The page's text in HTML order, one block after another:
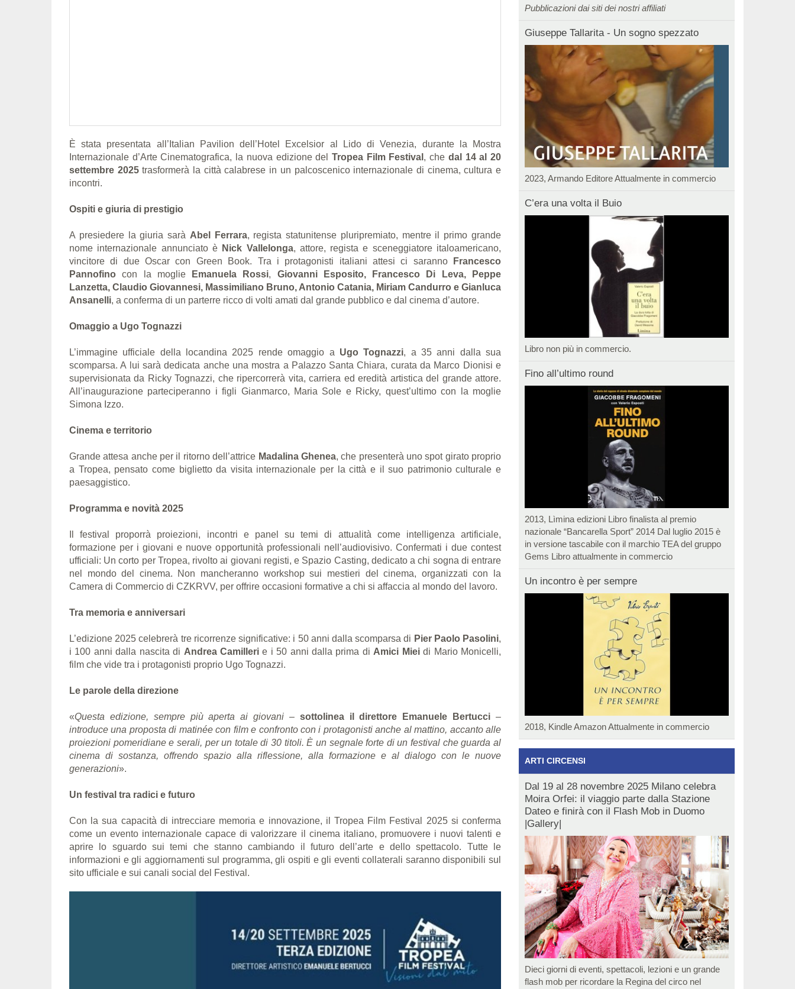
È stata presentata all’Italian Pavilion dell’Hotel Excelsior al Lido di Venezia, durante la Mostra
Internazionale d’Arte Cinematografica, la nuova edizione del Tropea Film Festival , che dal 14 al 20
settembre 2025trasformerà la città calabrese in un palcoscenico internazionale di cinema, cultura e
incontri.
Ospiti e giuria di prestigio
A presiedere la giuria sarà Abel Ferrara, regista statunitense pluripremiato, mentre il primo grande
nome internazionale annunciato è Nick Vallelonga, attore, regista e sceneggiatore italoamericano,
vincitore di due Oscar con Green Book. Tra i protagonisti italiani attesi ci saranno
Francesco
Pannofino con la moglie Emanuela Rossi, Giovanni Esposito, Francesco Di Leva, Peppe
Lanzetta, Claudio Giovannesi, Massimiliano Bruno, Antonio Catania, Miriam Candurro e Gianluca
Ansanelli, a conferma di un parterre ricco di volti amati dal grande pubblico e dal cinema d’autore.
Omaggio a Ugo Tognazzi
L’immagine ufficiale della locandina 2025 rende omaggio a Ugo Tognazzi, a 35 anni dalla sua
scomparsa. A lui sarà dedicata anche una mostra a Palazzo Santa Chiara, curata da Marco Dionisi e
supervisionata da Ricky Tognazzi, che ripercorrerà vita, carriera ed eredità artistica del grande attore.
All’inaugurazione parteciperanno i figli Gianmarco, Maria Sole e Ricky, quest’ultimo con la moglie
Simona Izzo.
Cinema e territorio
Grande attesa anche per il ritorno dell’attrice Madalina Ghenea, che presenterà uno spot girato proprio
a Tropea, pensato come biglietto da visita internazionale per la città e il suo patrimonio culturale e
paesaggistico.
Programma e novità 2025
Il festival proporrà proiezioni, incontri e panel su temi di attualità come intelligenza artificiale,
formazione per i giovani e nuove opportunità professionali nell’audiovisivo. Confermati i due contest
ufficiali: Un corto per Tropea, rivolto ai giovani registi, e Spazio Casting, dedicato a chi sogna di entrare
nel mondo del cinema. Non mancheranno workshop sui mestieri del cinema, organizzati con la
Camera di Commercio di CZKRVV, per offrire occasioni formative a chi si affaccia al mondo del lavoro.
Tra memoria e anniversari
L’edizione 2025 celebrerà tre ricorrenze significative: i 50 anni dalla scomparsa di Pier Paolo Pasolini,
i 100 anni dalla nascita di Andrea Camillerie i 50 anni dalla prima di Amici Mieidi Mario Monicelli,
film che vide tra i protagonisti proprio Ugo Tognazzi.
Le parole della direzione
«Questa edizione, sempre più aperta ai giovani – sottolinea il direttore Emanuele Bertucci –
introduce una proposta di matinée con film e confronto con i protagonisti anche al mattino, accanto alle
proiezioni pomeridiane e serali, per un totale di 30 titoli. È un segnale forte di un festival che guarda al
cinema di sostanza, offrendo spazio alla riflessione, alla formazione e al dialogo con le nuove
generazioni».
Un festival tra radici e futuro
Con la sua capacità di intrecciare memoria e innovazione, il Tropea Film Festival 2025 si conferma
come un evento internazionale capace di valorizzare il cinema italiano, promuovere i nuovi talenti e
aprire lo sguardo sui temi che stanno cambiando il futuro dell’arte e dello spettacolo. Tutte le
informazioni e gli aggiornamenti sul programma, gli ospiti e gli eventi collaterali saranno disponibili sul
sito ufficiale e sui canali social del Festival.
Pubblicazioni dai siti dei nostri affiliati
Giuseppe Tallarita - Un sogno spezzato
2023, Armando Editore Attualmente in commercio
C’era una volta il Buio
Libro non più in commercio.
Fino all’ultimo round
2013, Lìmina edizioni Libro finalista al premio
nazionale “Bancarella Sport” 2014 Dal luglio 2015 è
in versione tascabile con il marchio TEA del gruppo
Gems Libro attualmente in commercio
Un incontro è per sempre
2018, Kindle Amazon Attualmente in commercio
ARTI CIRCENSI
Dal 19 al 28 novembre 2025 Milano celebra
Moira Orfei: il viaggio parte dalla Stazione
Dateo e finirà con il Flash Mob in Duomo
|Gallery|
Dieci giorni di eventi, spettacoli, lezioni e un grande
flash mob per ricordare la Regina del circo nel